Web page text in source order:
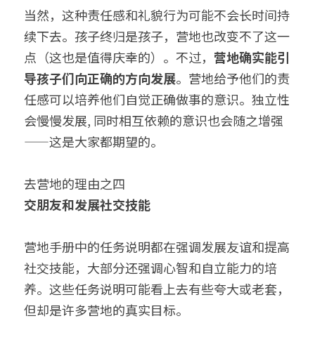
当然，这种责任感和礼貌行为可能不会长时间持
续下去。孩子终归是孩子，营地也改变不了这一
点（这也是值得庆幸的）。不过， 营地确实能引
导孩子们向正确的方向发展。营地给予他们的责
任感可以培养他们自觉正确做事的意识。独立性
会慢慢发展, 同时相互依赖的意识也会随之增强
——这是大家都期望的。
去营地的理由之四
交朋友和发展社交技能
营地手册中的任务说明都在强调发展友谊和提高
社交技能，大部分还强调心智和自立能力的培
养。这些任务说明可能看上去有些夸大或老套，
但却是许多营地的真实目标。